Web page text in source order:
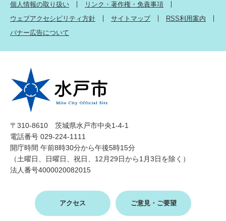
個人情報の取り扱い
リンク・著作権・免責事項
ウェブアクセシビリティ方針
サイトマップ
RSS利用案内
バナー広告について
〒310-8610 茨城県水戸市中央1-4-1
電話番号 029-224-1111
開庁時間 午前8時30分から午後5時15分
（土曜日、日曜日、祝日、12月29日から1月3日を除く）
法人番号4000020082015
アクセス ご意見・ご要望